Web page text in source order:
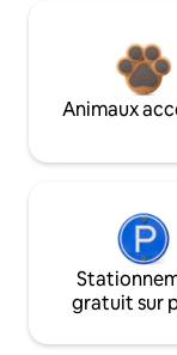
Animaux
gratuit sur